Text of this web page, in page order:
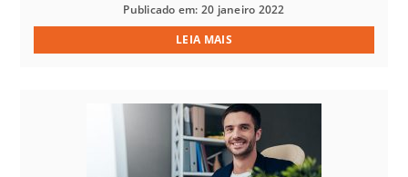
Publicado em: 20 janeiro 2022
LEIA MAIS